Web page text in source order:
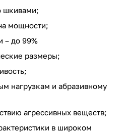
шкивами;
мощности;
– до 99%
размеры;
нагрузкам и абразивному
агрессивных веществ;
в широком